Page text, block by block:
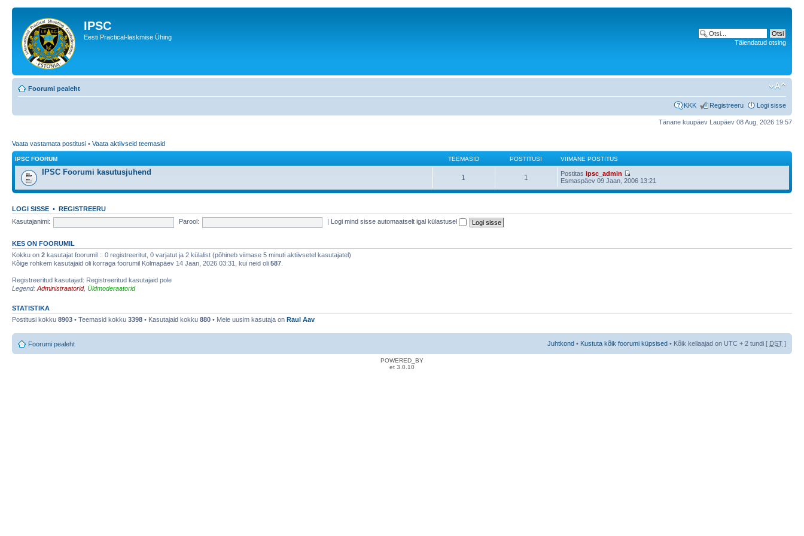
IPSC
Eesti Practical-laskmise Ühing
Täiendatud otsing
Foorumi pealeht
KKK Registreeru Logi sisse
Tänane kuupäev Laupäev 08 Aug, 2026 19:57
Vaata vastamata postitusi • Vaata aktiivseid teemasid
IPSC FOORUM TEEMASID POSTITUSI VIIMANE POSTITUS
IPSC Foorumi kasutusjuhend
1 1 Postitasipsc_admin
Esmaspäev 09 Jaan, 2006 13:21
LOGI SISSE • REGISTREERU
Kasutajanimi:
Parool: Logi mind sisse automaatselt igal külastusel
KES ON FOORUMIL
Kokku on 2 kasutajat foorumil :: 0 registreeritut, 0 varjatut ja 2 külalist (põhineb viimase 5 minuti aktiivsetel kasutajatel)
Kõige rohkem kasutajaid oli korraga foorumil Kolmapäev 14 Jaan, 2026 03:31, kui neid oli 587
Registreeritud kasutajad: Registreeritud kasutajaid pole
Legend: Administraatorid, Üldmoderaatorid
STATISTIKA
Postitusi kokku 8903 • Teemasid kokku 3398 • Kasutajaid kokku 880 • Meie uusim kasutaja on Raul Aav
Foorumi pealeht Juhtkond • Kustuta kõik foorumi küpsised • Kõik kellaajad on UTC + 2 tundi [ DST ]
POWERED_BY
et 3.0.10